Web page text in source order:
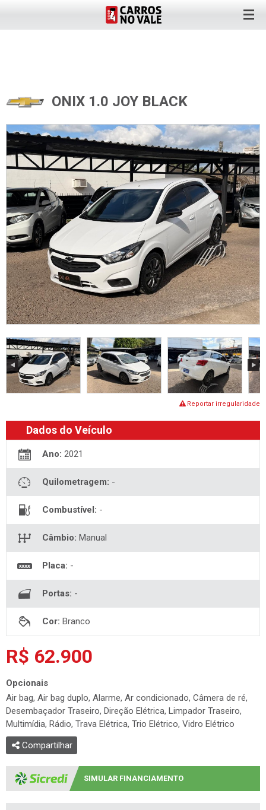
ONIX 1.0 JOY BLACK
Reportar irregularidade
Dados do Veículo
Ano: 2021
Quilometragem:
Combustível:
Câmbio: Manual
Placa:
Portas:
Cor: Branco
R$ 62.900
Opcionais
Air bag, Air bag duplo, Alarme, Ar condicionado, Câmera de ré,
Desembaçador Traseiro, Direção Elétrica, Limpador Traseiro,
Multimídia, Rádio, Trava Elétrica, Trio Elétrico, Vidro Elétrico
Compartilhar
SIMULAR FINANCIAMENTO